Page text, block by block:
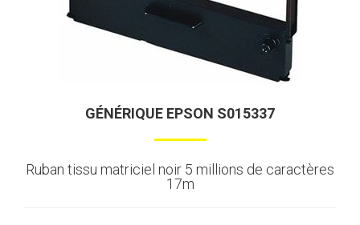
GÉNÉRIQUE EPSON S015337
Ruban tissu matriciel noir 5 millions de caractères
17m